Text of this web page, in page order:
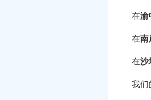
在渝
在南
在沙
我们